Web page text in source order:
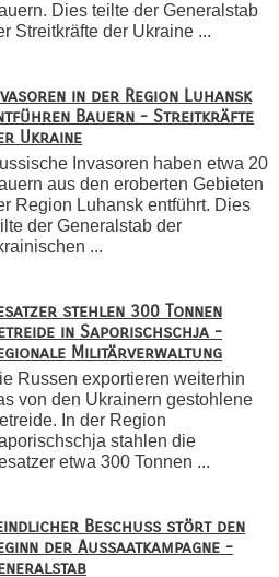
Dies teilte der Generalstab
Streitkräfte der Ukraine ...
in der Region Luhansk
Bauern - Streitkräfte
Ukraine
Invasoren haben etwa 20
aus den eroberten Gebieten
Region Luhansk entführt. Dies
der Generalstab der
...
stehlen 300 Tonnen
in Saporischschja -
Militärverwaltung
Russen exportieren weiterhin
von den Ukrainern gestohlene
In der Region
stahlen die
etwa 300 Tonnen ...
Beschuss stört den
der Aussaatkampagne -